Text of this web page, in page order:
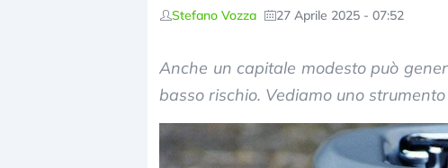
Stefano Vozza 27 Aprile 2025 - 07:52
Anche un capitale modesto può
basso rischio. Vediamo uno